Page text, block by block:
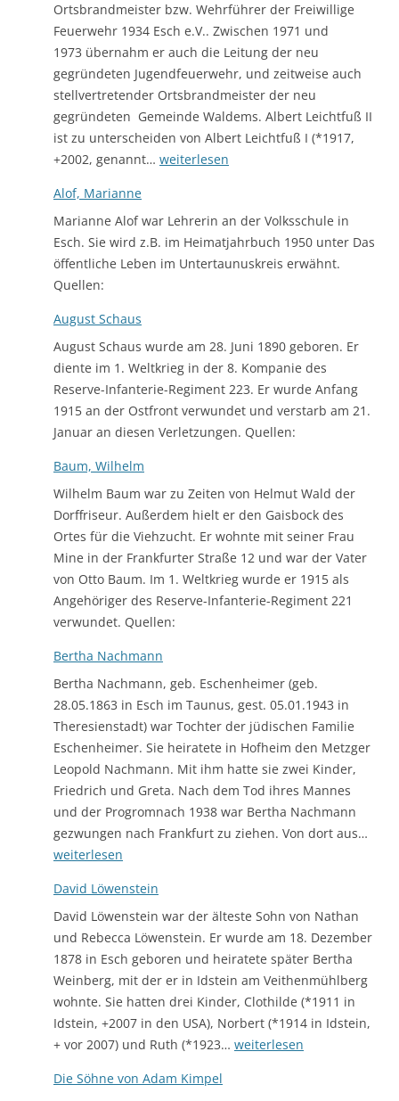
Ortsbrandmeister bzw. Wehrführer der Freiwillige
Feuerwehr 1934 Esch e.V.. Zwischen 1971 und
1973 übernahm er auch die Leitung der neu
gegründeten Jugendfeuerwehr, und zeitweise auch
stellvertretender Ortsbrandmeister der neu
gegründeten Gemeinde Waldems. Albert Leichtfuß II
ist zu unterscheiden von Albert Leichtfuß I (*1917,
+2002, genannt… Albert
weiterlesen
Alof, Marianne
Marianne Alof war Lehrerin an der Volksschule in
Esch. Sie wird z.B. im Heimatjahrbuch 1950 unter Das
öffentliche Leben im Untertaunuskreis erwähnt.
Quellen:
August Schaus
August Schaus wurde am 28. Juni 1890 geboren. Er
diente im 1. Weltkrieg in der 8. Kompanie des
Reserve-Infanterie-Regiment 223. Er wurde Anfang
1915 an der Ostfront verwundet und verstarb am 21.
Januar an diesen Verletzungen. Quellen:
Baum, Wilhelm
Wilhelm Baum war zu Zeiten von Helmut Wald der
Dorffriseur. Außerdem hielt er den Gaisbock des
Ortes für die Viehzucht. Er wohnte mit seiner Frau
Mine in der Frankfurter Straße 12 und war der Vater
von Otto Baum. Im 1. Weltkrieg wurde er 1915 als
Angehöriger des Reserve-Infanterie-Regiment 221
verwundet. Quellen:
Bertha Nachmann
Bertha Nachmann, geb. Eschenheimer (geb.
28.05.1863 in Esch im Taunus, gest. 05.01.1943 in
Theresienstadt) war Tochter der jüdischen Familie
Eschenheimer. Sie heiratete in Hofheim den Metzger
Leopold Nachmann. Mit ihm hatte sie zwei Kinder,
Friedrich und Greta. Nach dem Tod ihres Mannes
und der Progromnach 1938 war Bertha Nachmann
gezwungen nach Frankfurt zu ziehen. Von dort aus…
weiterlesen
David Löwenstein
David Löwenstein war der älteste Sohn von Nathan
und Rebecca Löwenstein. Er wurde am 18. Dezember
1878 in Esch geboren und heiratete später Bertha
Weinberg, mit der er in Idstein am Veithenmühlberg
wohnte. Sie hatten drei Kinder, Clothilde (*1911 in
Idstein, +2007 in den USA), Norbert (*1914 in Idstein,
+ vor 2007) und Ruth (*1923… David
weiterlesen
Die Söhne von Adam Kimpel